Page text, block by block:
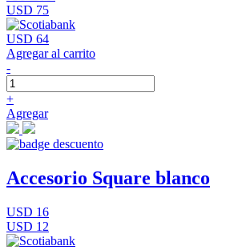
USD 75
USD 64
Agregar al carrito
-
+
Agregar
Accesorio Square blanco
USD 16
USD 12